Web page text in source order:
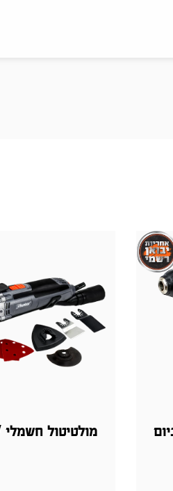
מולטיטול חשמלי 300W